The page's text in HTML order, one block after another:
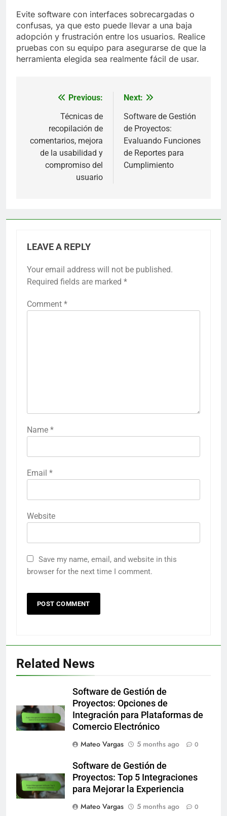
Evite software con interfaces sobrecargadas o
confusas, ya que esto puede llevar a una baja
adopción y frustración entre los usuarios. Realice
pruebas con su equipo para asegurarse de que la
herramienta elegida sea realmente fácil de usar.
navigation
Previous:
Técnicas de
recopilación de
comentarios, mejora
de la usabilidad y
compromiso del
usuario
Next:
Software de Gestión
de Proyectos:
Evaluando Funciones
de Reportes para
Cumplimiento
LEAVE A REPLY
Your email address will not be published.
Required fields are marked *
Comment *
Name *
Email *
Website
Save my name, email, and website in this
browser for the next time I comment.
Related News
Software de Gestión de
Proyectos: Opciones de
Integración para Plataformas de
Comercio Electrónico
Mateo Vargas
5 months ago 0
Software de Gestión de
Proyectos: Top 5 Integraciones
para Mejorar la Experiencia
Mateo Vargas
5 months ago 0